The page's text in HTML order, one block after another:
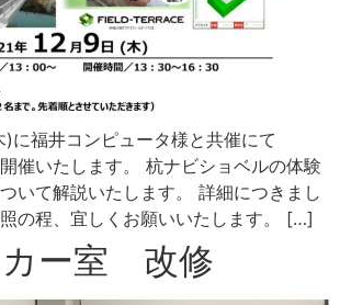
に福井コンピュータ様と共催にて
催いたします。 杭ナビショベルの体験
いて解説いたします。 詳細につきまし
の程、宜しくお願いいたします。 […]
カー室 改修